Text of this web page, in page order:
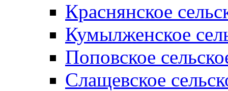
Краснянское
Кумылженское
Поповское
Слащевское